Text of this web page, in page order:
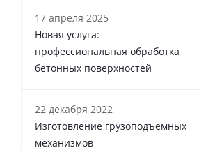
17 апреля 2025
Новая услуга:
профессиональная обработка
бетонных поверхностей
22 декабря 2022
Изготовление грузоподъемных
механизмов